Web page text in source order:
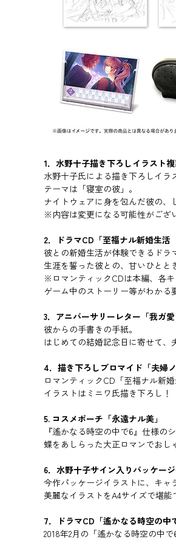
1．水野十子描き下ろしイラスト
水野十子氏による描き下ろしイラ
テーマは「寝室の彼」。
ナイトウェアに身を包んだ彼の、
※内容は変更になる可能性がござ
2．ドラマCD「至福ナル新婚生活
彼との新婚生活が体験できるドラ
生涯を誓った彼との、甘いひとと
※ロマンティックCDは本編、各
ゲーム中のストーリー等がわかる
3．アニバーサリーレター「我ガ愛
彼からの手書きの手紙。
はじめての結婚記念日に寄せて、
4．描き下ろしブロマイド「夫婦
ロマンティックCD「至福ナル新
イラストはミニワ氏描き下ろし！
5. コスメポーチ「永遠ナル美」
『遙かなる時空の中で6』仕様の
蝶をあしらった大正ロマンでおし
6．水野十子サイン入りパッケー
今作パッケージイラストに、キャ
美麗なイラストをA4サイズで堪能
7．ドラマCD「遙かなる時空の中
2018年2月の「遙かなる時空の中